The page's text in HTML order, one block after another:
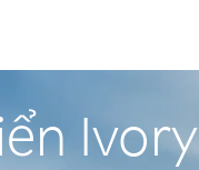
Ivory